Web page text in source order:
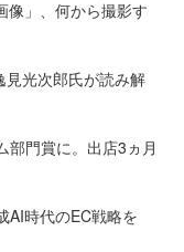
像」、何から撮影す
見光次郎氏が読み解
部門賞に。出店3ヵ月
AI時代のEC戦略を